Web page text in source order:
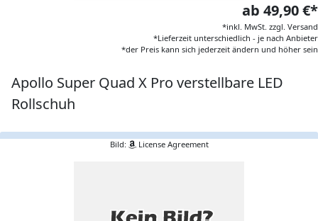
ab 49,90 €*
*inkl. MwSt. zzgl. Versand
*Lieferzeit unterschiedlich - je nach Anbieter
*der Preis kann sich jederzeit ändern und höher sein
Apollo Super Quad X Pro verstellbare LED
Rollschuh
Bild: License Agreement